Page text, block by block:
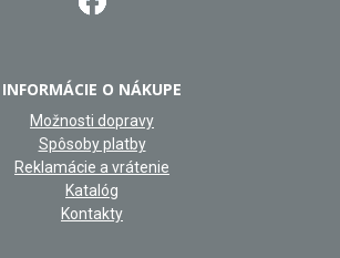
INFORMÁCIE O NÁKUPE
Možnosti dopravy
Spôsoby platby
Reklamácie a vrátenie
Katalóg
Kontakty